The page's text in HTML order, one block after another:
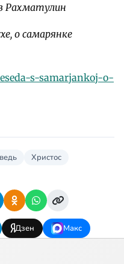
Рахматулин
о самарянке
s-samarjankoj-o-
Христос
Дзен Макс